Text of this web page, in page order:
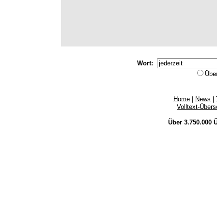
Wort:
Home News
Volltext-
Über 3.750.000